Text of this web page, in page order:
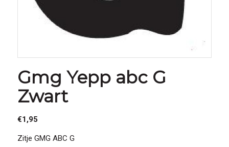
Gmg Yepp abc G
Zwart
€1,95
Zitje GMG ABC G